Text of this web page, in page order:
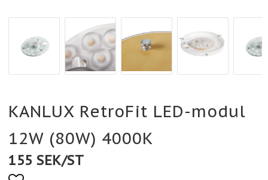
KANLUX RetroFit LED-modul
12W (80W) 4000K
155 SEK/ST